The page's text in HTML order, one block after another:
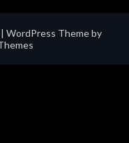
| WordPress Theme by